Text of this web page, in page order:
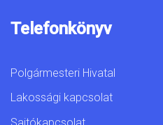
Telefonkönyv
Polgármesteri Hivatal
Lakossági kapcsolat
Sajtókapcsolat